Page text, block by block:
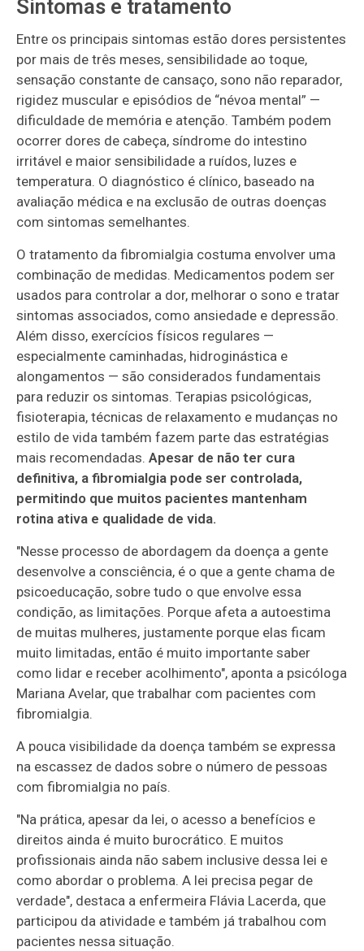
Sintomas e tratamento
Entre os principais sintomas estão dores persistentes
por mais de três meses, sensibilidade ao toque,
sensação constante de cansaço, sono não reparador,
rigidez muscular e episódios de “névoa mental” —
dificuldade de memória e atenção. Também podem
ocorrer dores de cabeça, síndrome do intestino
irritável e maior sensibilidade a ruídos, luzes e
temperatura. O diagnóstico é clínico, baseado na
avaliação médica e na exclusão de outras doenças
com sintomas semelhantes.
O tratamento da fibromialgia costuma envolver uma
combinação de medidas. Medicamentos podem ser
usados para controlar a dor, melhorar o sono e tratar
sintomas associados, como ansiedade e depressão.
Além disso, exercícios físicos regulares —
especialmente caminhadas, hidroginástica e
alongamentos — são considerados fundamentais
para reduzir os sintomas. Terapias psicológicas,
fisioterapia, técnicas de relaxamento e mudanças no
estilo de vida também fazem parte das estratégias
mais recomendadas.Apesar de não ter cura
definitiva, a fibromialgia pode ser controlada,
permitindo que muitos pacientes mantenham
rotina ativa e qualidade de vida.
"Nesse processo de abordagem da doença a gente
desenvolve a consciência, é o que a gente chama de
psicoeducação, sobre tudo o que envolve essa
condição, as limitações. Porque afeta a autoestima
de muitas mulheres, justamente porque elas ficam
muito limitadas, então é muito importante saber
como lidar e receber acolhimento", aponta a psicóloga
Mariana Avelar, que trabalhar com pacientes com
fibromialgia.
A pouca visibilidade da doença também se expressa
na escassez de dados sobre o número de pessoas
com fibromialgia no país.
"Na prática, apesar da lei, o acesso a benefícios e
direitos ainda é muito burocrático. E muitos
profissionais ainda não sabem inclusive dessa lei e
como abordar o problema. A lei precisa pegar de
verdade", destaca a enfermeira Flávia Lacerda, que
participou da atividade e também já trabalhou com
pacientes nessa situação.